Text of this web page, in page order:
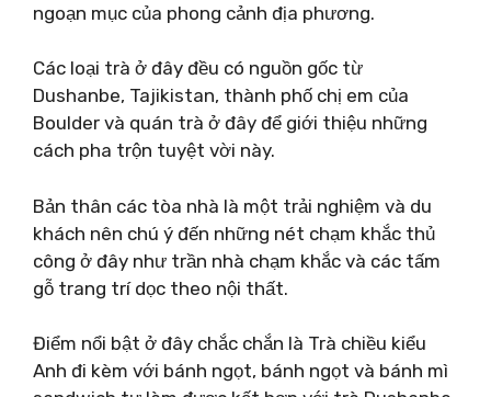
ngoạn mục của phong cảnh địa phương.
Các loại trà ở đây đều có nguồn gốc từ
Dushanbe, Tajikistan, thành phố chị em của
Boulder và quán trà ở đây để giới thiệu những
cách pha trộn tuyệt vời này.
Bản thân các tòa nhà là một trải nghiệm và du
khách nên chú ý đến những nét chạm khắc thủ
công ở đây như trần nhà chạm khắc và các tấm
gỗ trang trí dọc theo nội thất.
Điểm nổi bật ở đây chắc chắn là Trà chiều kiểu
Anh đi kèm với bánh ngọt, bánh ngọt và bánh mì